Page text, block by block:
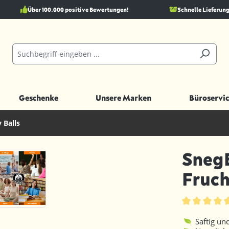
Über 100.000 positive Bewertungen! Schnelle
Geschenke Unsere Marken
Balls
Saftig